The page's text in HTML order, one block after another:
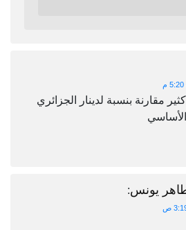
مقارنة بنسبة لدينار الجزائري
يونس: